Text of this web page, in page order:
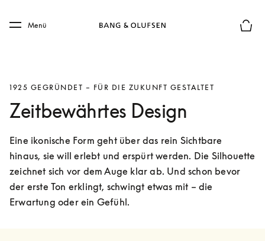
Skip to main footer
Menü
1925 GEGRÜNDET – FÜR DIE ZUKUNFT GESTALTET
Zeitbewährtes Design
Eine ikonische Form geht über das rein Sichtbare
hinaus, sie will erlebt und erspürt werden. Die Silhouette
zeichnet sich vor dem Auge klar ab. Und schon bevor
der erste Ton erklingt, schwingt etwas mit – die
Erwartung oder ein Gefühl.